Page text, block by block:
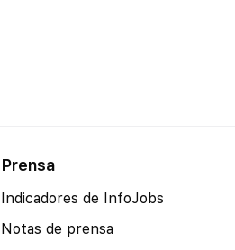
Prensa
Indicadores de InfoJobs
Notas de prensa